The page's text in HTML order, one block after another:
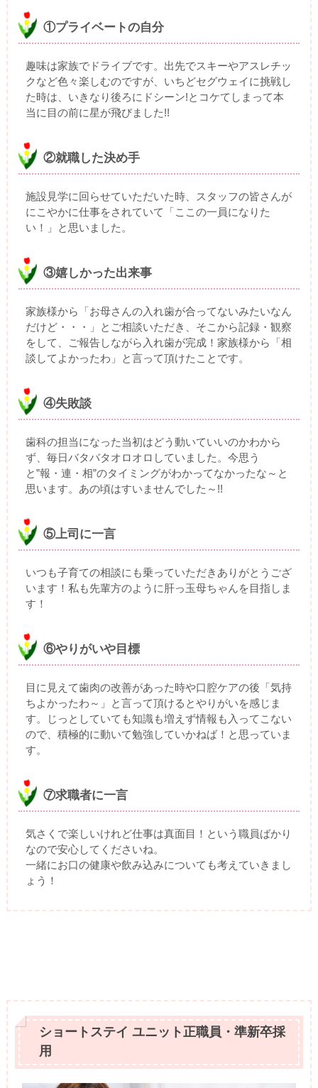
①プライベートの自分
趣味は家族でドライブです。出先でスキーやアスレチッ
クなど色々楽しむのですが、いちどセグウェイに挑戦し
た時は、いきなり後ろにドシーン!とコケてしまって本
当に目の前に星が飛びました!!
②就職した決め手
施設見学に回らせていただいた時、スタッフの皆さんが
にこやかに仕事をされていて「ここの一員になりた
い！」と思いました。
③嬉しかった出来事
家族様から「お母さんの入れ歯が合ってないみたいなん
だけど・・・」とご相談いただき、そこから記録・観察
をして、ご報告しながら入れ歯が完成！家族様から「相
談してよかったわ」と言って頂けたことです。
④失敗談
歯科の担当になった当初はどう動いていいのかわから
ず、毎日バタバタオロオロしていました。今思う
と”報・連・相”のタイミングがわかってなかったな～と
思います。あの頃はすいませんでした～!!
⑤上司に一言
いつも子育ての相談にも乗っていただきありがとうござ
います！私も先輩方のように肝っ玉母ちゃんを目指しま
す！
⑥やりがいや目標
目に見えて歯肉の改善があった時や口腔ケアの後「気持
ちよかったわ～」と言って頂けるとやりがいを感じま
す。じっとしていても知識も増えず情報も入ってこない
ので、積極的に動いて勉強していかねば！と思っていま
す。
⑦求職者に一言
気さくで楽しいけれど仕事は真面目！という職員ばかり
なので安心してくださいね。
一緒にお口の健康や飲み込みについても考えていきまし
ょう！
ショートステイ ユニット正職員・準新卒採
用